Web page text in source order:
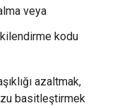
veya
kodu
azaltmak,
basitleştirmek